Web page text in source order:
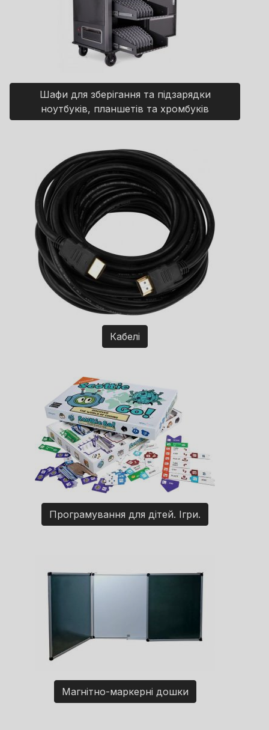
Шафи для зберігання та підзарядки
ноутбуків, планшетів та хромбуків
Кабелі
Програмування для дітей. Ігри.
Магнітно-маркерні дошки